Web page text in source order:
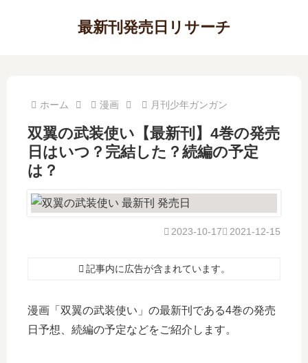
最新刊発売日リサーチ
ホーム 漫画 月刊少年ガンガン
双翼の武装使い【最新刊】4巻の発売
日はいつ？完結した？続編の予定
は？
2021-12-15
2023-10-17
記事内に広告が含まれています。
漫画「双翼の武装使い」の最新刊である4巻の発売
日予想、続編の予定などをご紹介します。